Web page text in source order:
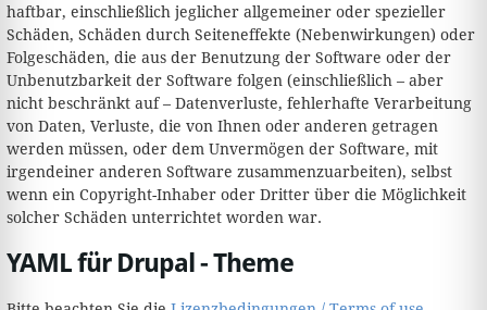
haftbar, einschließlich jeglicher allgemeiner oder spezieller
Schäden, Schäden durch Seiteneffekte (Nebenwirkungen) oder
Folgeschäden, die aus der Benutzung der Software oder der
Unbenutzbarkeit der Software folgen (einschließlich – aber
nicht beschränkt auf – Datenverluste, fehlerhafte Verarbeitung
von Daten, Verluste, die von Ihnen oder anderen getragen
werden müssen, oder dem Unvermögen der Software, mit
irgendeiner anderen Software zusammenzuarbeiten), selbst
wenn ein Copyright-Inhaber oder Dritter über die Möglichkeit
solcher Schäden unterrichtet worden war.
YAML für Drupal - Theme